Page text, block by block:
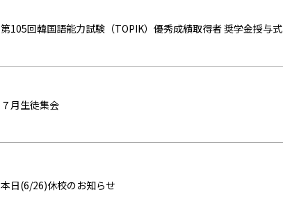
第105回韓国語能力試験（TOPIK）優秀成績取得者 奨学金授与式
７月生徒集会
本日(6/26)休校のお知らせ